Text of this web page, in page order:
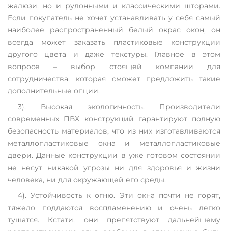
жалюзи, но и рулонными и классическими шторами.
Если покупатель не хочет устанавливать у себя самый
наиболее распространенный белый окрас окон, он
всегда может заказать пластиковые конструкции
другого цвета и даже текстуры. Главное в этом
вопросе – выбор стоящей компании для
сотрудничества, которая сможет предложить такие
дополнительные опции.
3). Высокая экологичность. Производители
современных ПВХ конструкций гарантируют полную
безопасность материалов, что из них изготавливаются
металлопластиковые окна и металлопластиковые
двери. Данные конструкции в уже готовом состоянии
не несут никакой угрозы ни для здоровья и жизни
человека, ни для окружающей его среды.
4). Устойчивость к огню. Эти окна почти не горят,
тяжело поддаются воспламенению и очень легко
тушатся. Кстати, они препятствуют дальнейшему